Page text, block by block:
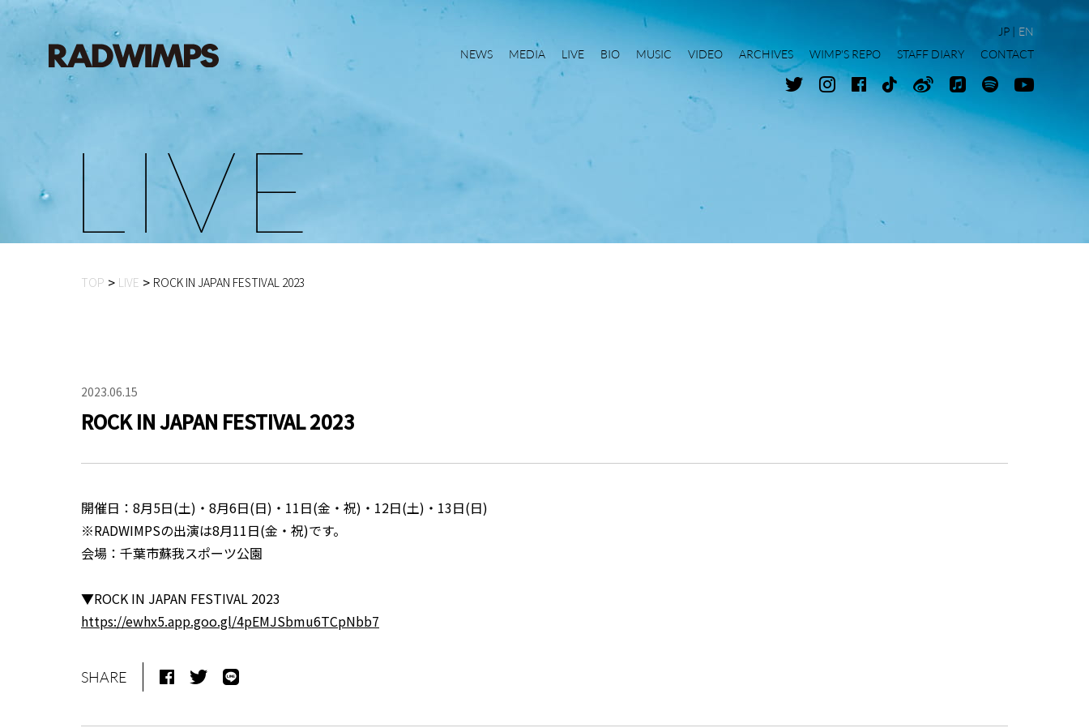
NEWS MEDIA LIVE BIO MUSIC VIDEO ARCHIVES WIMP'S REPO STAFF DIARY CONTACT
JP EN
L IVE
TOP LIVE ROCK IN JAPAN FESTIVAL 2023
2023.06.15
ROCK IN JAPAN FESTIVAL 2023
開催日：8月5日(土)・8月6日(日)・11日(金・祝)・12日(土)・13日(日)
※RADWIMPSの出演は8月11日(金・祝)です。
会場：千葉市蘇我スポーツ公園
▼ROCK IN JAPAN FESTIVAL 2023
https://ewhx5.app.goo.gl/4pEMJSbmu6TCpNbb7
SHARE